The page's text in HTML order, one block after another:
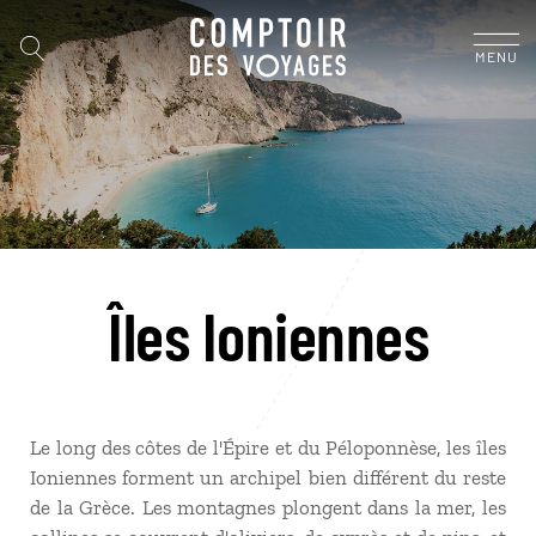
MENU
Îles Ioniennes
Le long des côtes de l'Épire et du Péloponnèse, les îles
Ioniennes forment un archipel bien différent du reste
de la Grèce. Les montagnes plongent dans la mer, les